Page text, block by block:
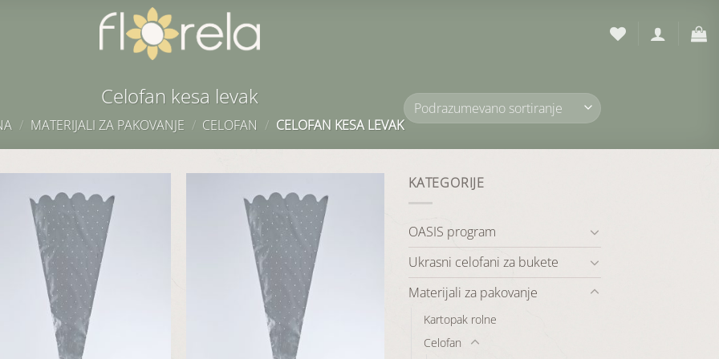
Celofan kesa levak
/ MATERIJALI ZA PAKOVANJE / CELOFAN / CELOFAN KESA LEVAK
KATEGORIJE
OASIS program
Ukrasni celofani za bukete
Materijali za pakovanje
Kartopak rolne
Celofan